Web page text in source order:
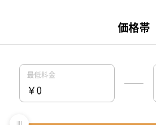
還暦祝いプレゼントの人気特